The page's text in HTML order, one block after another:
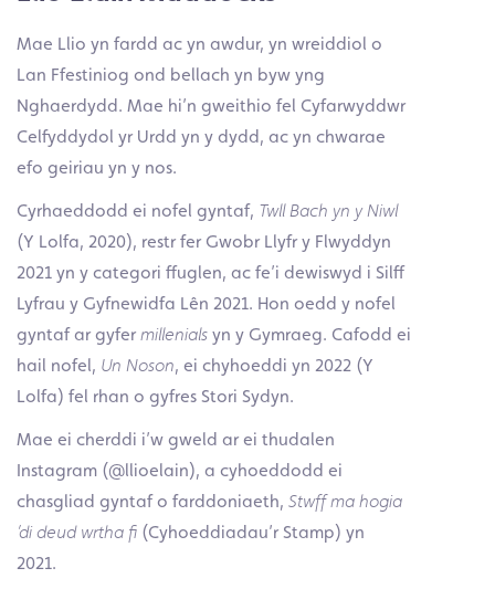
Mae Llio yn fardd ac yn awdur, yn wreiddiol o
Lan Ffestiniog ond bellach yn byw yng
Nghaerdydd. Mae hi’n gweithio fel Cyfarwyddwr
Celfyddydol yr Urdd yn y dydd, ac yn chwarae
efo geiriau yn y nos.
Cyrhaeddodd ei nofel gyntaf, Twll Bach yn y Niwl
(Y Lolfa, 2020), restr fer Gwobr Llyfr y Flwyddyn
2021 yn y categori ffuglen, ac fe’i dewiswyd i Silff
Lyfrau y Gyfnewidfa Lên 2021. Hon oedd y nofel
gyntaf ar gyfer millenials yn y Gymraeg. Cafodd ei
hail nofel, Un Noson, ei chyhoeddi yn 2022 (Y
Lolfa) fel rhan o gyfres Stori Sydyn.
Mae ei cherddi i’w gweld ar ei thudalen
Instagram (@llioelain), a cyhoeddodd ei
chasgliad gyntaf o farddoniaeth, Stwff ma hogia
’di deud wrtha fi (Cyhoeddiadau’r Stamp) yn
2021.